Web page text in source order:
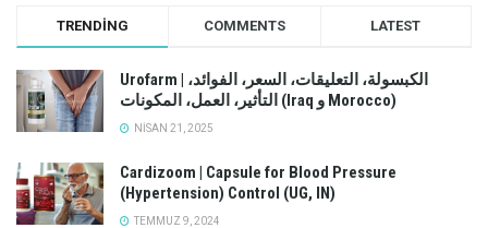
TRENDING COMMENTS LATEST
Urofarm | الكبسولة، التعليقات، السعر، الفوائد،
التأثير، العمل، المكونات (Iraq و Morocco)
NISAN 21, 2025
Cardizoom | Capsule for Blood Pressure
(Hypertension) Control (UG, IN)
TEMMUZ 9, 2024